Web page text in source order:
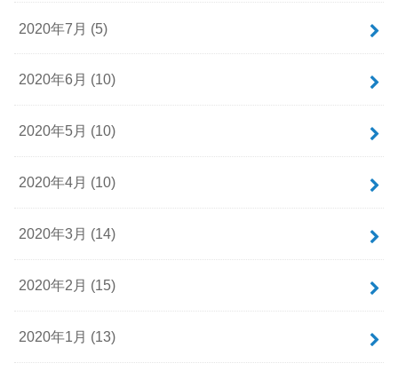
2020年7月 (5)
2020年6月 (10)
2020年5月 (10)
2020年4月 (10)
2020年3月 (14)
2020年2月 (15)
2020年1月 (13)